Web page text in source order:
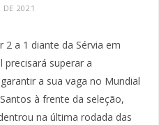
2021
a 1 diante da Sérvia em
precisará superar a
a sua vaga no Mundial
à frente da seleção,
na última rodada das